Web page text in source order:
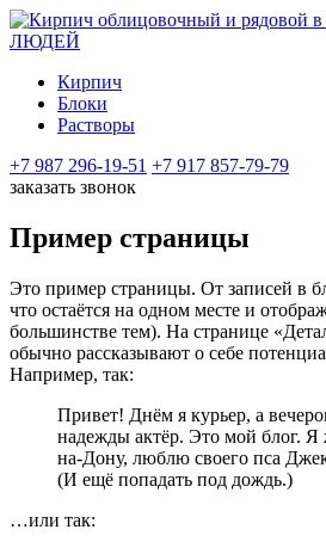
Кирпич
Блоки
Растворы
+7 987 296-19-51 +7 917 857-79-79
заказать звонок
Пример страницы
Это пример страницы. От записей в
что остаётся на одном месте и
большинстве тем). На странице
обычно рассказывают о себе
Например, так:
Привет! Днём я курьер, а
надежды актёр. Это мой блог. Я
на-Дону, люблю своего пса
(И ещё попадать под дождь.)
…или так: